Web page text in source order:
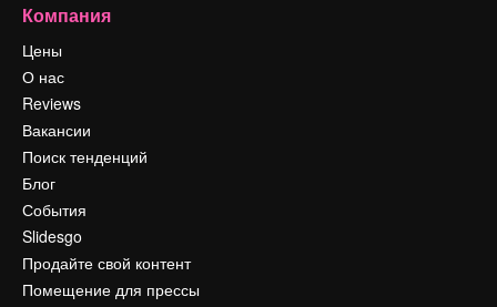
Компания
Цены
О нас
Reviews
Вакансии
Поиск тенденций
Блог
События
Slidesgo
Продайте свой контент
Помещение для прессы